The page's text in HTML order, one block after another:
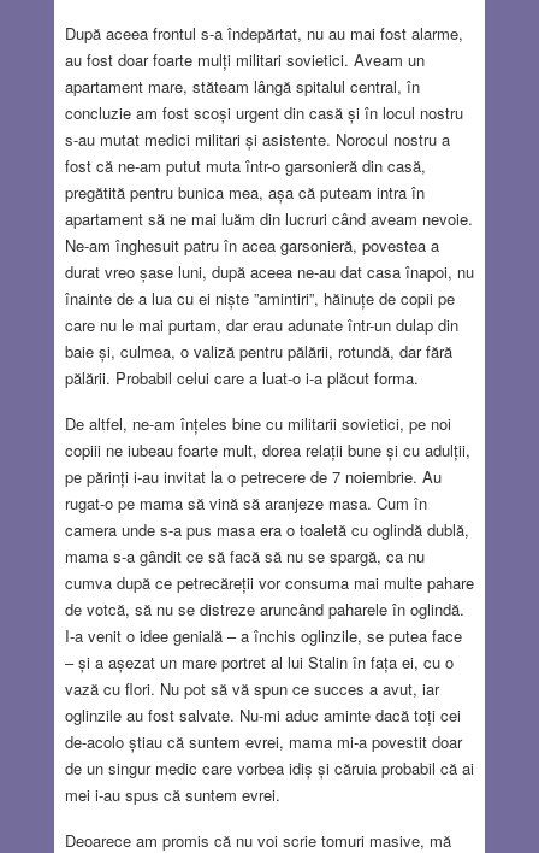
După aceea frontul s-a îndepărtat, nu au mai fost alarme,
au fost doar foarte mulți militari sovietici. Aveam un
apartament mare, stăteam lângă spitalul central, în
concluzie am fost scoși urgent din casă și în locul nostru
s-au mutat medici militari și asistente. Norocul nostru a
fost că ne-am putut muta într-o garsonieră din casă,
pregătită pentru bunica mea, așa că puteam intra în
apartament să ne mai luăm din lucruri când aveam nevoie.
Ne-am înghesuit patru în acea garsonieră, povestea a
durat vreo șase luni, după aceea ne-au dat casa înapoi, nu
înainte de a lua cu ei niște ”amintiri”, hăinuțe de copii pe
care nu le mai purtam, dar erau adunate într-un dulap din
baie și, culmea, o valiză pentru pălării, rotundă, dar fără
pălării. Probabil celui care a luat-o i-a plăcut forma.
De altfel, ne-am înțeles bine cu militarii sovietici, pe noi
copiii ne iubeau foarte mult, dorea relații bune și cu adulții,
pe părinți i-au invitat la o petrecere de 7 noiembrie. Au
rugat-o pe mama să vină să aranjeze masa. Cum în
camera unde s-a pus masa era o toaletă cu oglindă dublă,
mama s-a gândit ce să facă să nu se spargă, ca nu
cumva după ce petrecăreții vor consuma mai multe pahare
de votcă, să nu se distreze aruncând paharele în oglindă.
I-a venit o idee genială – a închis oglinzile, se putea face
– și a așezat un mare portret al lui Stalin în fața ei, cu o
vază cu flori. Nu pot să vă spun ce succes a avut, iar
oglinzile au fost salvate. Nu-mi aduc aminte dacă toți cei
de-acolo știau că suntem evrei, mama mi-a povestit doar
de un singur medic care vorbea idiș și căruia probabil că ai
mei i-au spus că suntem evrei.
Deoarece am promis că nu voi scrie tomuri masive, mă